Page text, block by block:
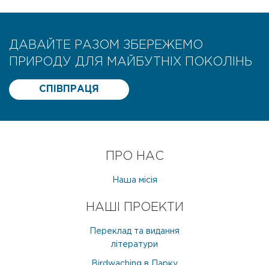
ДАВАЙТЕ РАЗОМ ЗБЕРЕЖЕМО
ПРИРОДУ ДЛЯ МАЙБУТНІХ ПОКОЛІНЬ
СПІВПРАЦЯ
ПРО НАС
Наша місія
НАШІ ПРОЕКТИ
Переклад та видання
літератури